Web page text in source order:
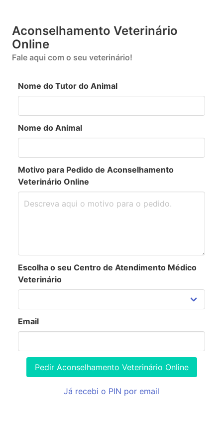
Aconselhamento Veterinário
Online
Fale aqui com o seu veterinário!
Nome do Tutor do Animal
Nome do Animal
Motivo para Pedido de Aconselhamento
Veterinário Online
Escolha o seu Centro de Atendimento Médico
Veterinário
Email
Pedir Aconselhamento Veterinário Online
Já recebi o PIN por email